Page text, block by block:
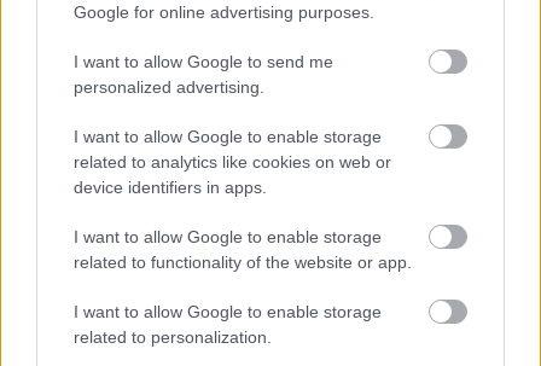
Google for online advertising purposes.
I want to allow Google to send me
personalized advertising.
I want to allow Google to enable storage
related to analytics like cookies on web or
device identifiers in apps.
I want to allow Google to enable storage
related to functionality of the website or app.
I want to allow Google to enable storage
related to personalization.
“Jāstrādā12 stundas un vēl
jāpaliek ilgāk?” Sieviete
piedzīvo pārsteigumu
darba intervijā, izrādās –
tas nav retums